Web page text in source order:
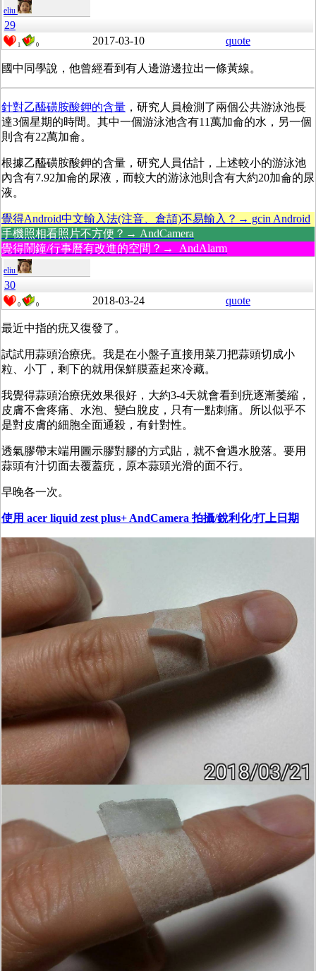
eliu
29
1 0 2017-03-10 quote
國中同學說，他曾經看到有人邊游邊拉出一條黃線。
針對乙醯磺胺酸鉀的含量 ，研究人員檢測了兩個公共游泳池長
達3個星期的時間。其中一個游泳池含有11萬加侖的水，另一個
則含有22萬加侖。
根據乙醯磺胺酸鉀的含量，研究人員估計，上述較小的游泳池
內含有7.92加侖的尿液，而較大的游泳池則含有大約20加侖的尿
液。
覺得Android中文輸入法(注音、倉頡)不易輸入？→ gcin Android
手機照相看照片不方便？→ AndCamera
覺得鬧鐘/行事曆有改進的空間？→ AndAlarm
eliu
30
0 0 2018-03-24 quote
最近中指的疣又復發了。
試試用蒜頭治療疣。我是在小盤子直接用菜刀把蒜頭切成小
粒、小丁，剩下的就用保鮮膜蓋起來冷藏。
我覺得蒜頭治療疣效果很好，大約3-4天就會看到疣逐漸萎縮，
皮膚不會疼痛、水泡、變白脫皮，只有一點刺痛。所以似乎不
是對皮膚的細胞全面通殺，有針對性。
透氣膠帶末端用圖示膠對膠的方式貼，就不會遇水脫落。要用
蒜頭有汁切面去覆蓋疣，原本蒜頭光滑的面不行。
早晚各一次。
使用 acer liquid zest plus+ AndCamera 拍攝/銳利化/打上日期